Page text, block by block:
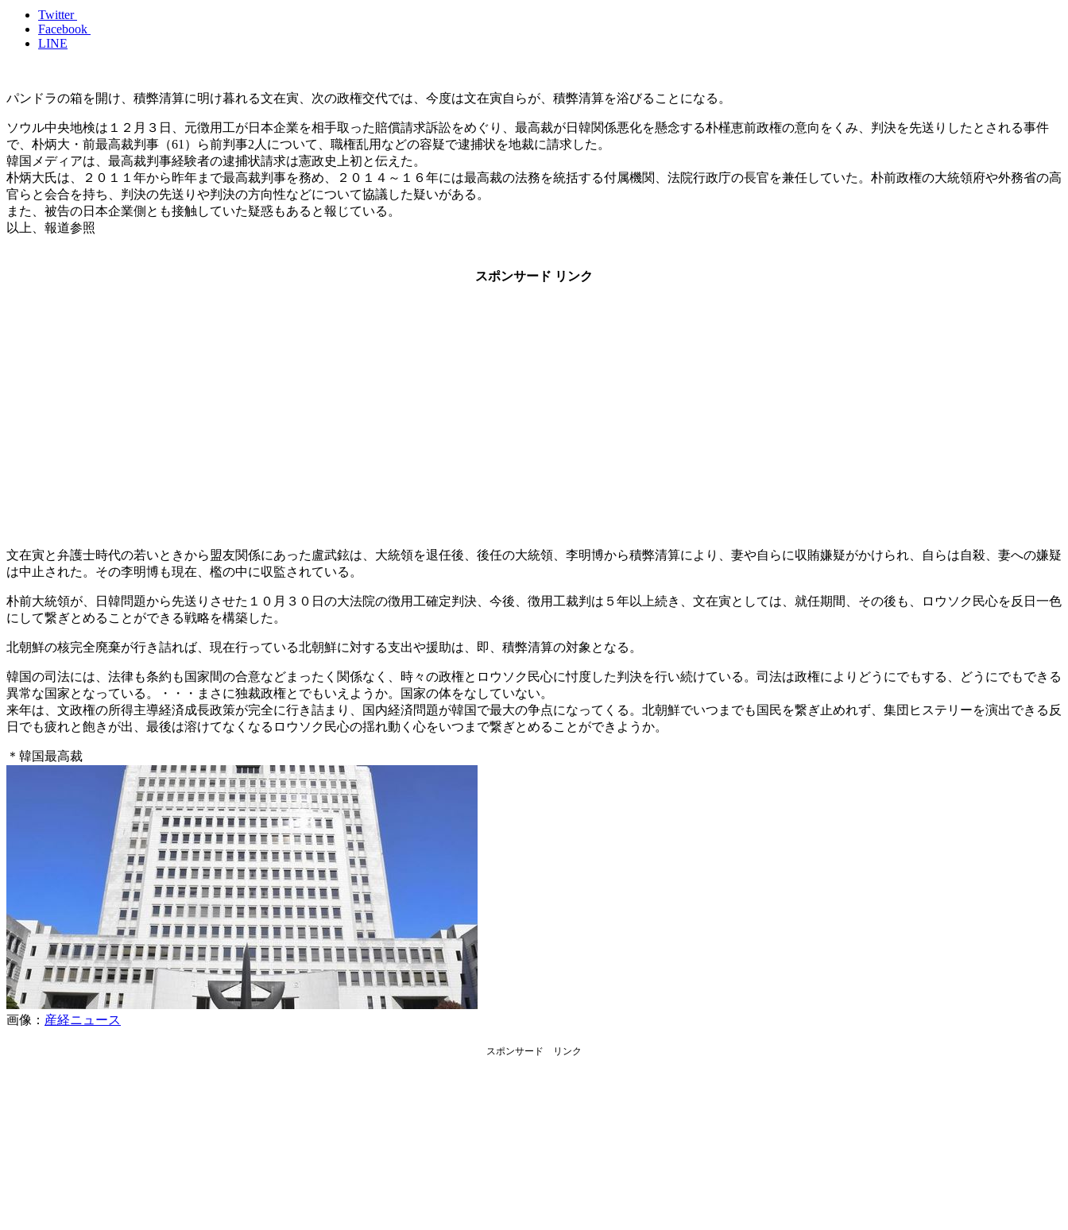
Twitter
Facebook
LINE
パンドラの箱を開け、積弊清算に明け暮れる文在寅、次の政権交代では、今度は文在寅自らが、積弊清算を浴びることになる。
ソウル中央地検は１２月３日、元徴用工が日本企業を相手取った賠償請求訴訟をめぐり、最高裁が日韓関係悪化を懸念する朴槿恵前政権の意向をくみ、判決を先送りしたとされる事件
で、朴炳大・前最高裁判事（61）ら前判事2人について、職権乱用などの容疑で逮捕状を地裁に請求した。
韓国メディアは、最高裁判事経験者の逮捕状請求は憲政史上初と伝えた。
朴炳大氏は、２０１１年から昨年まで最高裁判事を務め、２０１４～１６年には最高裁の法務を統括する付属機関、法院行政庁の長官を兼任していた。朴前政権の大統領府や外務省の高
官らと会合を持ち、判決の先送りや判決の方向性などについて協議した疑いがある。
また、被告の日本企業側とも接触していた疑惑もあると報じている。
以上、報道参照
スポンサード リンク
文在寅と弁護士時代の若いときから盟友関係にあった盧武鉉は、大統領を退任後、後任の大統領、李明博から積弊清算により、妻や自らに収賄嫌疑がかけられ、自らは自殺、妻への嫌疑
は中止された。その李明博も現在、檻の中に収監されている。
朴前大統領が、日韓問題から先送りさせた１０月３０日の大法院の徴用工確定判決、今後、徴用工裁判は５年以上続き、文在寅としては、就任期間、その後も、ロウソク民心を反日一色
にして繋ぎとめることができる戦略を構築した。
北朝鮮の核完全廃棄が行き詰れば、現在行っている北朝鮮に対する支出や援助は、即、積弊清算の対象となる。
韓国の司法には、法律も条約も国家間の合意などまったく関係なく、時々の政権とロウソク民心に忖度した判決を行い続けている。司法は政権によりどうにでもする、どうにでもできる
異常な国家となっている。・・・まさに独裁政権とでもいえようか。国家の体をなしていない。
来年は、文政権の所得主導経済成長政策が完全に行き詰まり、国内経済問題が韓国で最大の争点になってくる。北朝鮮でいつまでも国民を繋ぎ止めれず、集団ヒステリーを演出できる反
日でも疲れと飽きが出、最後は溶けてなくなるロウソク民心の揺れ動く心をいつまで繋ぎとめることができようか。
＊韓国最高裁
画像： 産経ニュース
スポンサード リンク